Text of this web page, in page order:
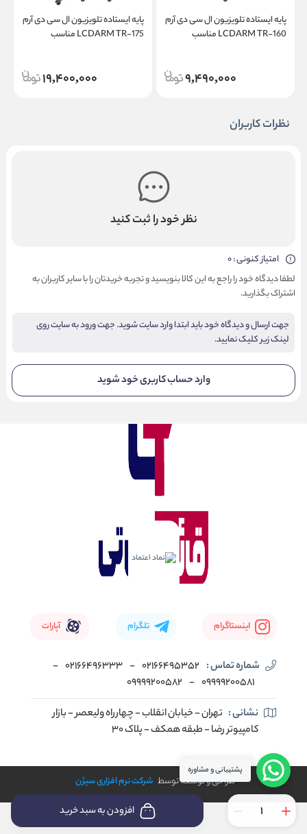
افزودن به سبد خرید
پایه ایستاده تلویزیون ال سی دی آرم
LCDARM TR-160 مناسب
9,490,000
پایه ایستاده تلویزیون ال سی دی آرم
LCDARM TR-175 مناسب
19,400,000
نظرات کاربران
نظر خود را ثبت کنید
امتیاز کنونی : 0
لطفا دیدگاه خود را راجع به این کالا بنویسید و تجربه خریدتان را با سایر کاربران به
اشتراک بگذارید.
جهت ارسال و دیدگاه خود باید ابتدا وارد سایت شوید. جهت ورود به سایت روی
لینک زیر کلیک نمایید.
وارد حساب کاربری خود شوید
اینستاگرام تلگرام آپارات
شماره تماس : 02166495352
-
02166496333
-
09999200581
-
09999200582
نشانی : تهران - خیابان انقلاب - چهارراه ولیعصر - بازار
کامپیوتر رضا - طبقه همکف - پلاک 30
طراحی و توسعه توسط شرکت نرم افزاری سیژن
پشتیبانی و مشاوره